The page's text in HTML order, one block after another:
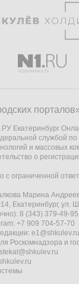
Екатеринбург
службой
и массовых
о
с ограниченной
Марина
Екатеринбург, ул.
8 (343) 379-49-
+7 909 704-57-70
e1@shkulev.ru
Роскомнадзора и